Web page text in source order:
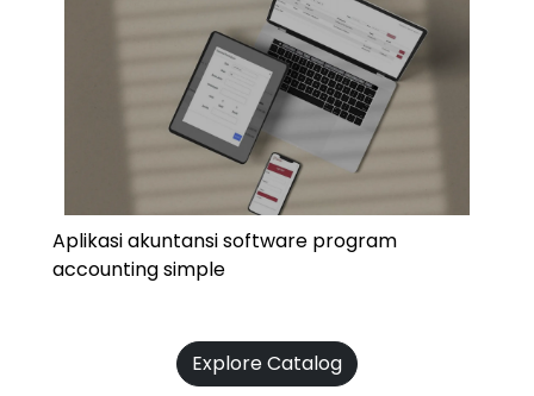
Aplikasi akuntansi software program
accounting simple
Explore Catalog